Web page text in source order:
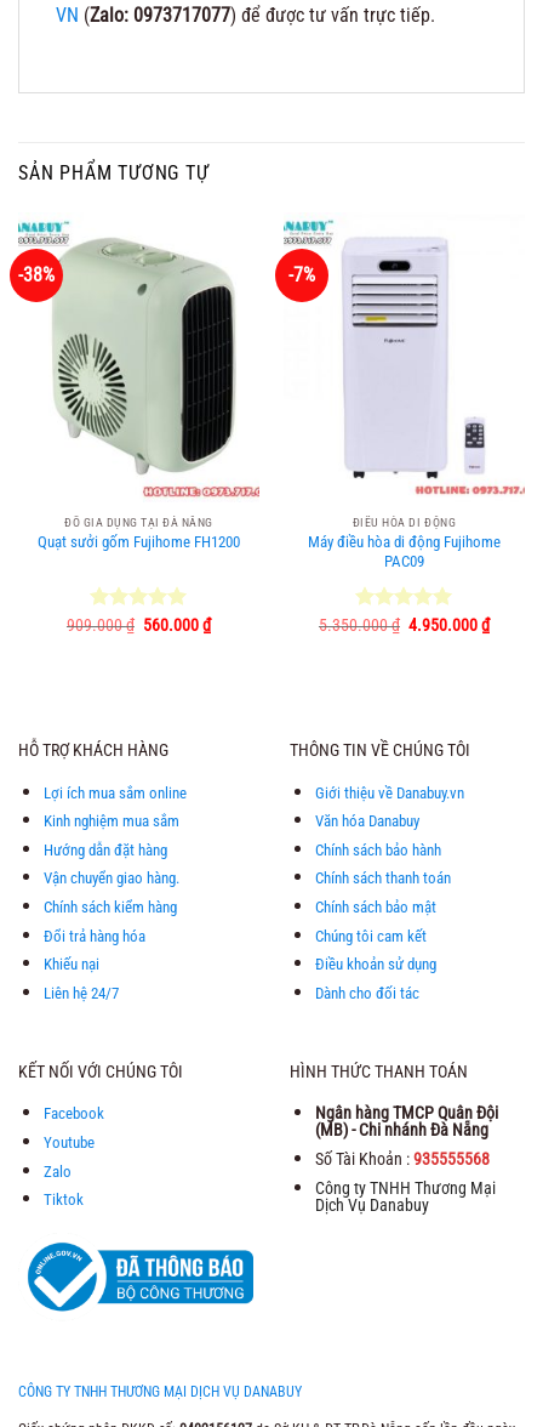
VN (Zalo: 0973717077) để được tư vấn trực tiếp.
SẢN PHẨM TƯƠNG TỰ
-38%
ĐỒ GIA DỤNG TẠI ĐÀ NẴNG
Quạt sưởi gốm Fujihome FH1200
Được xếp
909.000₫ Giá
560.000₫Giá
hiện
-7%
ĐIỀU HÒA DI ĐỘNG
Máy điều hòa di động Fujihome
PAC09
Được xếp
5.350.000₫ Giá
4.950.000₫Giá
hiện
HỖ TRỢ KHÁCH HÀNG
Lợi ích mua sắm online
Kinh nghiệm mua sắm
Hướng dẫn đặt hàng
Vận chuyển giao hàng.
Chính sách kiểm hàng
Đổi trả hàng hóa
Khiếu nại
Liên hệ 24/7
THÔNG TIN VỀ CHÚNG TÔI
Giới thiệu về Danabuy.vn
Văn hóa Danabuy
Chính sách bảo hành
Chính sách thanh toán
Chính sách bảo mật
Chúng tôi cam kết
Điều khoản sử dụng
Dành cho đối tác
KẾT NỐI VỚI CHÚNG TÔI
Facebook
Youtube
Zalo
Tiktok
HÌNH THỨC THANH TOÁN
Ngân hàng TMCP Quân Đội
(MB) - Chi nhánh Đà Nẵng
Số Tài Khoản :935555568
Công ty TNHH Thương Mại
Dịch Vụ Danabuy
CÔNG TY TNHH THƯƠNG MẠI DỊCH VỤ DANABUY